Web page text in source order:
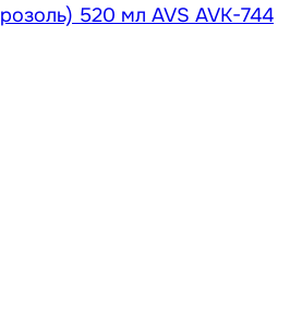
520 мл AVS AVK-744